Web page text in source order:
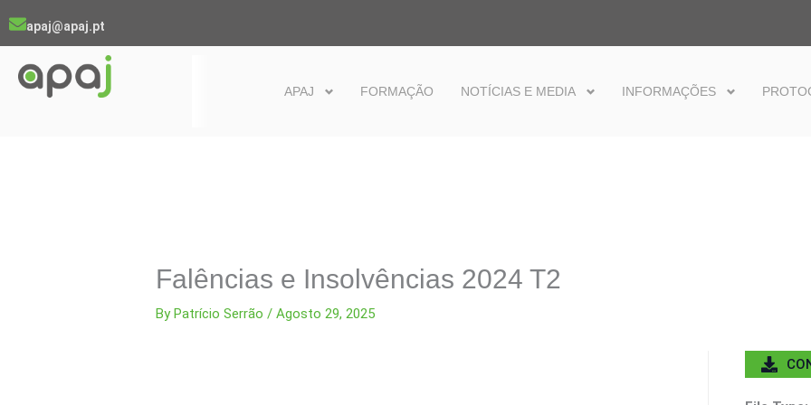
to
apaj@apaj.pt
APAJ FORMAÇÃO NOTÍCIAS E MEDIA INFORMAÇÕES
Falências e Insolvências 2024 T2
ByPatrício Serrão/Agosto 29, 2025